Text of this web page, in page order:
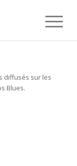
diffusés sur les
Blues.